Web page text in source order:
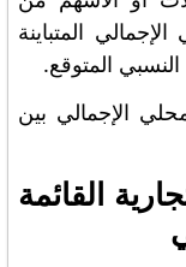
المتباينة
النسبي المتوقع.
الإجمالي بين
القائمة